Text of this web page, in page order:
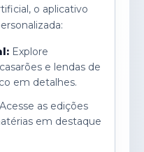
o aplicativo
Explore
e lendas de
em detalhes.
Acesse as edições
em destaque